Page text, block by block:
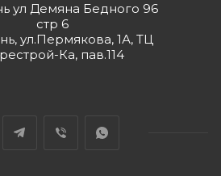
ул Демяна Бедного 96
стр 6
ул.Пермякова, 1А, ТЦ
Ка, пав.114